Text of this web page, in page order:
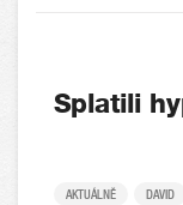
Splatili
AKTUÁLNĚ DAVID